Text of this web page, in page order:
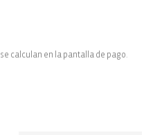
se calculan en la pantalla de pago.